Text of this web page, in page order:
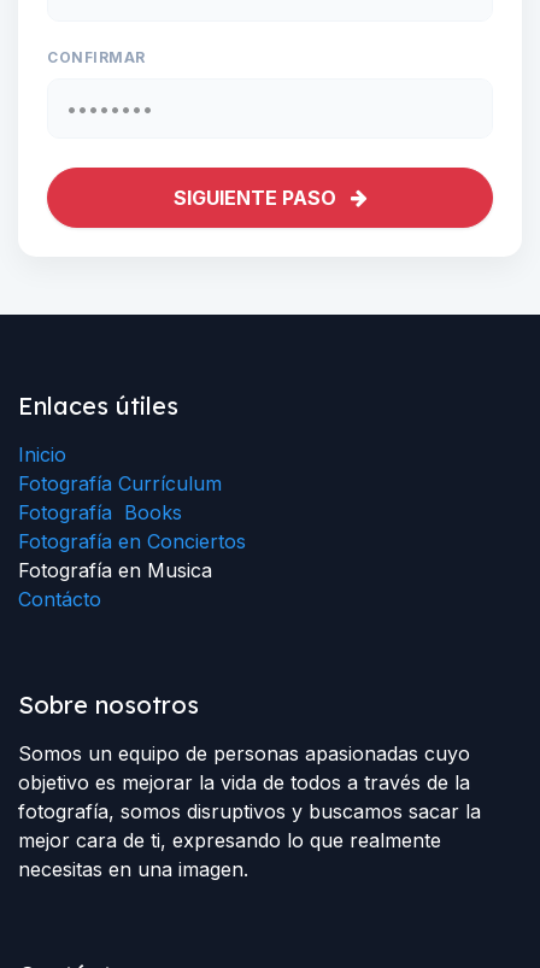
CONFIRMAR
SIGUIENTE PASO
Enlaces útiles
Inicio
Fotografía Currículum
Fotografía Books
Fotografía en Conciertos
Fotografía en Musica
Contácto
Sobre nosotros
Somos un equipo de personas apasionadas cuyo
objetivo es mejorar la vida de todos a través de la
fotografía, somos disruptivos y buscamos sacar la
mejor cara de ti, expresando lo que realmente
necesitas en una imagen.